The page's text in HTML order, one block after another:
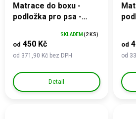
Matrace do boxu -
podložka pro psa -
od 371,90 Kč bez DPH
od 450 Kč
SKLADEM (2 KS)
Detail
od
od